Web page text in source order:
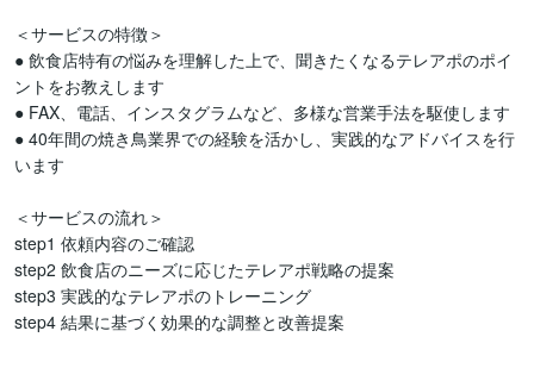
＜サービスの特徴＞
● 飲食店特有の悩みを理解した上で、聞きたくなるテレアポのポイ
ントをお教えします
● FAX、電話、インスタグラムなど、多様な営業手法を駆使します
● 40年間の焼き鳥業界での経験を活かし、実践的なアドバイスを行
います
＜サービスの流れ＞
step1 依頼内容のご確認
step2 飲食店のニーズに応じたテレアポ戦略の提案
step3 実践的なテレアポのトレーニング
step4 結果に基づく効果的な調整と改善提案